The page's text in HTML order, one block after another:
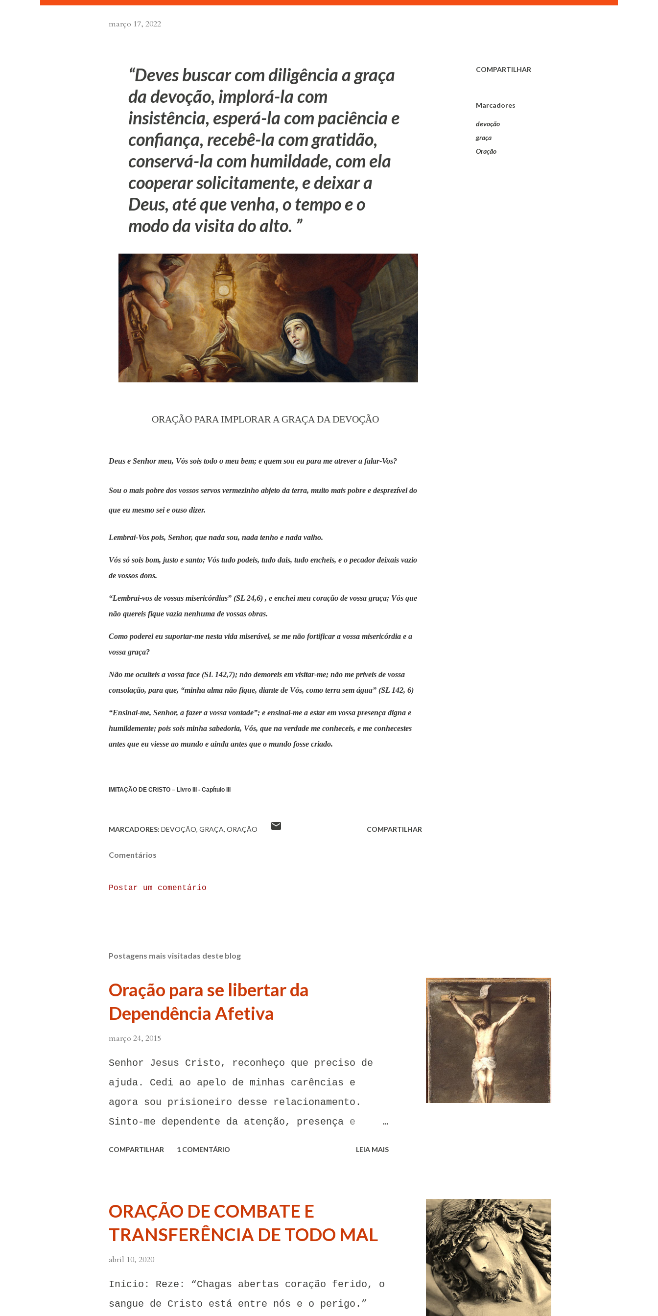
março 17, 2022
Deves buscar com diligência a graça
da devoção, implorá-la com
insistência, esperá-la com paciência e
confiança, recebê-la com gratidão,
conservá-la com humildade, com ela
cooperar solicitamente, e deixar a
Deus, até que venha, o tempo e o
modo da visita do alto.
ORAÇÃO PARA IMPLORAR A GRAÇA DA DEVOÇÃO
Deus e Senhor meu, Vós sois todo o meu bem; e quem sou eu para me atrever a falar-Vos?
Sou o mais pobre dos vossos servos vermezinho abjeto da terra, muito mais pobre e desprezível do
que eu mesmo sei e ouso dizer.
Lembrai-Vos pois, Senhor, que nada sou, nada tenho e nada valho.
Vós só sois bom, justo e santo; Vós tudo podeis, tudo dais, tudo encheis, e o pecador deixais vazio
de vossos dons.
“Lembrai-vos de vossas misericórdias” (SL 24,6) , e enchei meu coração de vossa graça; Vós que
não quereis fique vazia nenhuma de vossas obras.
Como poderei eu suportar-me nesta vida miserável, se me não fortificar a vossa misericórdia e a
vossa graça?
Não me oculteis a vossa face (SL 142,7); não demoreis em visitar-me; não me priveis de vossa
consolação, para que, “minha alma não fique, diante de Vós, como terra sem água” (SL 142, 6)
“Ensinai-me, Senhor, a fazer a vossa vontade”; e ensinai-me a estar em vossa presença digna e
humildemente; pois sois minha sabedoria, Vós, que na verdade me conheceis, e me conhecestes
antes que eu viesse ao mundo e ainda antes que o mundo fosse criado.
IMITAÇÃO DE CRISTO – Livro III - Capítulo III
COMPARTILHAR
Marcadores
devoção
graça
Oração
MARCADORES: DEVOÇÃO GRAÇA ORAÇÃO COMPARTILHAR
Comentários
Postar um comentário
Postagens mais visitadas deste blog
Oração para se libertar da
Dependência Afetiva
março 24, 2015
Senhor Jesus Cristo, reconheço que preciso de
ajuda. Cedi ao apelo de minhas carências e
agora sou prisioneiro desse relacionamento.
Sinto-me dependente da atenção, presença e
pensamentos e sentimentos de paixão e desejo me
invadem. Não consigo me livrar deles, pois o
meu coração não me obedece. A tentação me
venceu. E confesso a minha culpa por ter cedido
às suas insinuações me deixando envolver. Mas,
neste momento, eu me agarro com todas as minhas
COMPARTILHAR 1 COMENTÁRIO LEIA MAIS
ORAÇÃO DE COMBATE E
TRANSFERÊNCIA DE TODO MAL
abril 10, 2020
Início: Reze: “Chagas abertas coração ferido, o
sangue de Cristo está entre nós e o perigo.”